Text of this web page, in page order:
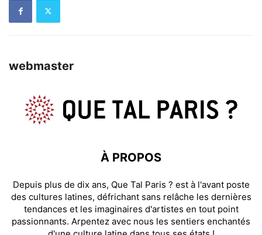
webmaster
À PROPOS
Depuis plus de dix ans, Que Tal Paris ? est à l'avant poste
des cultures latines, défrichant sans relâche les dernières
tendances et les imaginaires d'artistes en tout point
passionnants. Arpentez avec nous les sentiers enchantés